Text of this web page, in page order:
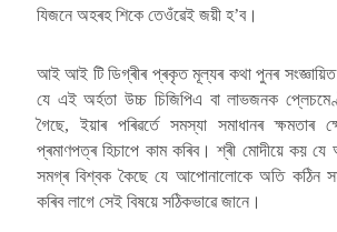
যিজনে অহৰহ শিকে তেওঁৱেই জয়ী হ’ব।
আই আই টি ডিগ্ৰীৰ প্ৰকৃত মূল্যৰ কথা পুনৰ সংজ্ঞায়িত
যে এই অৰ্হতা উচ্চ চিজিপিএ বা লাভজনক
গৈছে, ইয়াৰ পৰিৱৰ্তে সমস্যা সমাধানৰ ক্ষমতাৰ
প্ৰমাণপত্ৰ হিচাপে কাম কৰিব। শ্ৰী মোদীয়ে কয়
সমগ্ৰ বিশ্বক কৈছে যে আপোনালোকে অতি কঠিন
কৰিব লাগে সেই বিষয়ে সঠিকভাৱে জানে।